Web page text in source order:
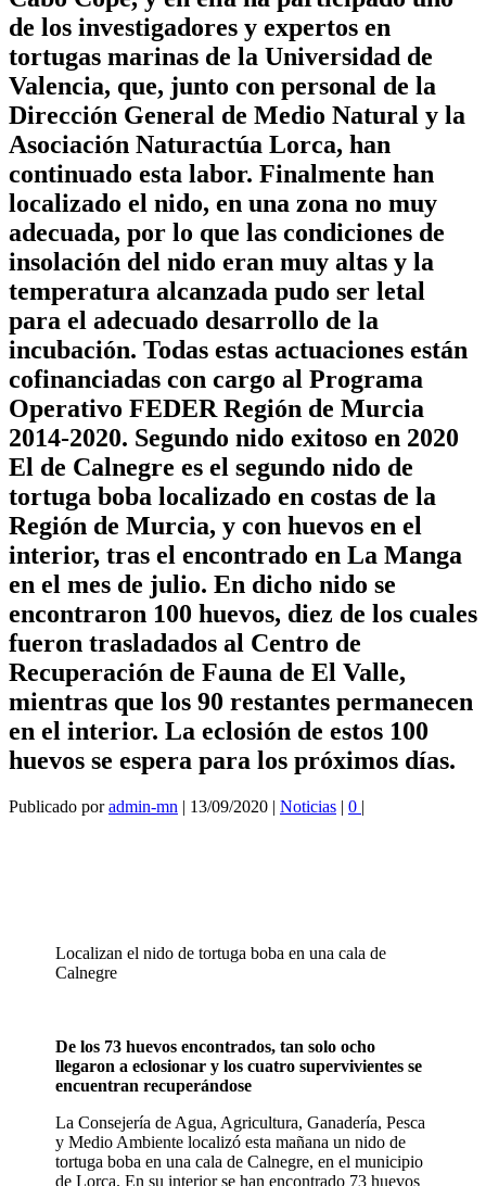
de los investigadores y expertos en
tortugas marinas de la Universidad de
Valencia, que, junto con personal de la
Dirección General de Medio Natural y la
Asociación Naturactúa Lorca, han
continuado esta labor. Finalmente han
localizado el nido, en una zona no muy
adecuada, por lo que las condiciones de
insolación del nido eran muy altas y la
temperatura alcanzada pudo ser letal
para el adecuado desarrollo de la
incubación. Todas estas actuaciones están
cofinanciadas con cargo al Programa
Operativo FEDER Región de Murcia
2014-2020. Segundo nido exitoso en 2020
El de Calnegre es el segundo nido de
tortuga boba localizado en costas de la
Región de Murcia, y con huevos en el
interior, tras el encontrado en La Manga
en el mes de julio. En dicho nido se
encontraron 100 huevos, diez de los cuales
fueron trasladados al Centro de
Recuperación de Fauna de El Valle,
mientras que los 90 restantes permanecen
en el interior. La eclosión de estos 100
huevos se espera para los próximos días.
Publicado poradmin-mn | 13/09/2020 | Noticias | 0 |
Localizan el nido de tortuga boba en una cala de
Calnegre
De los 73 huevos encontrados, tan solo ocho
llegaron a eclosionar y los cuatro supervivientes se
encuentran recuperándose
La Consejería de Agua, Agricultura, Ganadería, Pesca
y Medio Ambiente localizó esta mañana un nido de
tortuga boba en una cala de Calnegre, en el municipio
de Lorca. En su interior se han encontrado 73 huevos